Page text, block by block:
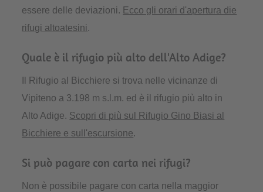
essere delle deviazioni. Ecco gli orari d'apertura die
rifugi altoatesini.
Quale è il rifugio più alto dell'Alto Adige?
Il Rifugio al Bicchiere si trova nelle vicinanze di
Vipiteno a 3.198 m s.l.m. ed è il rifugio più alto in
Alto Adige. Scopri di più sul Rifugio Gino Biasi al
Bicchiere e sull'escursione.
Si può pagare con carta nei rifugi?
Non è possibile pagare con carta nella maggior